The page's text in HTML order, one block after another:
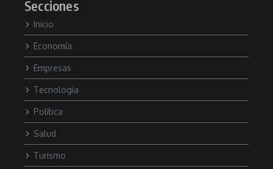
Secciones
Inicio
Economía
Empresas
Tecnología
Política
Salud
Turismo